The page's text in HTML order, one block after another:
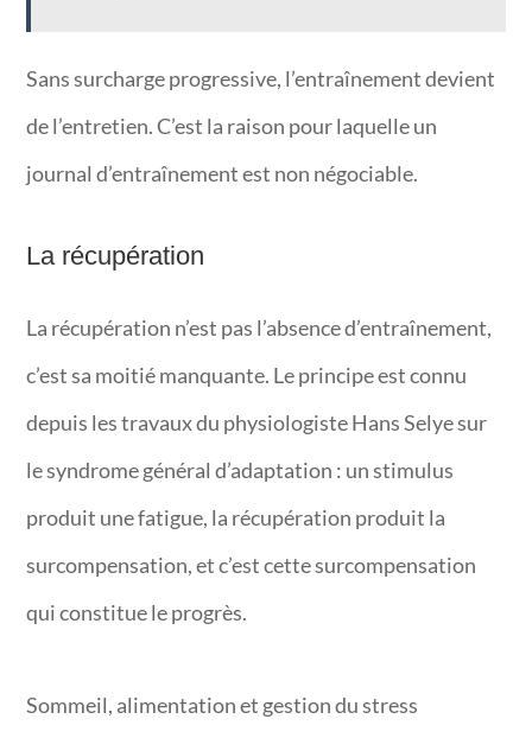
Sans surcharge progressive, l’entraînement devient
de l’entretien. C’est la raison pour laquelle un
journal d’entraînement est non négociable.
La récupération
La récupération n’est pas l’absence d’entraînement,
c’est sa moitié manquante. Le principe est connu
depuis les travaux du physiologiste Hans Selye sur
le syndrome général d’adaptation : un stimulus
produit une fatigue, la récupération produit la
surcompensation, et c’est cette surcompensation
qui constitue le progrès.
Sommeil, alimentation et gestion du stress